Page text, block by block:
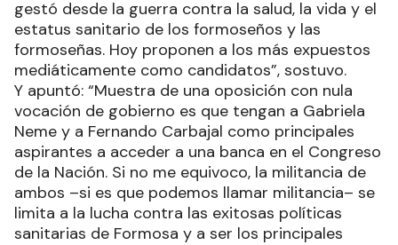
gestó desde la guerra contra la salud, la vida y el
estatus sanitario de los formoseños y las
formoseñas. Hoy proponen a los más expuestos
mediáticamente como candidatos”, sostuvo.
Y apuntó: “Muestra de una oposición con nula
vocación de gobierno es que tengan a Gabriela
Neme y a Fernando Carbajal como principales
aspirantes a acceder a una banca en el Congreso
de la Nación. Si no me equivoco, la militancia de
ambos –si es que podemos llamar militancia– se
limita a la lucha contra las exitosas políticas
sanitarias de Formosa y a ser los principales